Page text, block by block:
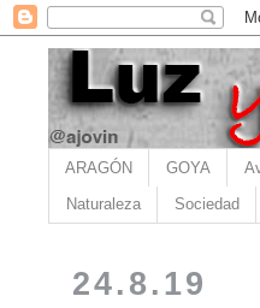
ARAGÓN GOYA
Naturaleza Sociedad
24.8.19